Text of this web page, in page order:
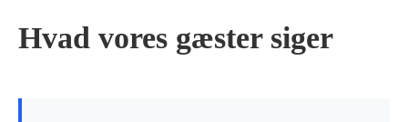
Hvad vores gæster siger